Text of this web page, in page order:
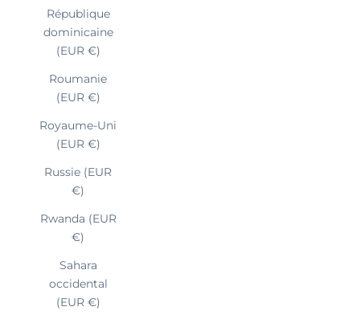
République
dominicaine
(EUR €)
Roumanie
(EUR €)
Royaume-Uni
(EUR €)
Russie (EUR
€)
Rwanda (EUR
€)
Sahara
occidental
(EUR €)